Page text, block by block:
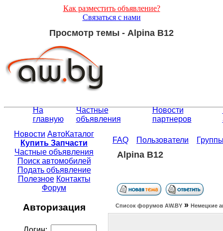
Как разместить объявление?
Связаться с нами
Просмотр темы - Alpina B12
На
главную
Частные
объявления
Новости
партнеров
Новости АвтоКаталог
Купить Запчасти
Частные объявления
Поиск автомобилей
Подать объявление
Полезное Контакты
Форум
Авторизация
FAQ Пользователи
Alpina B12
Список форумов АW.BY » Немецкие